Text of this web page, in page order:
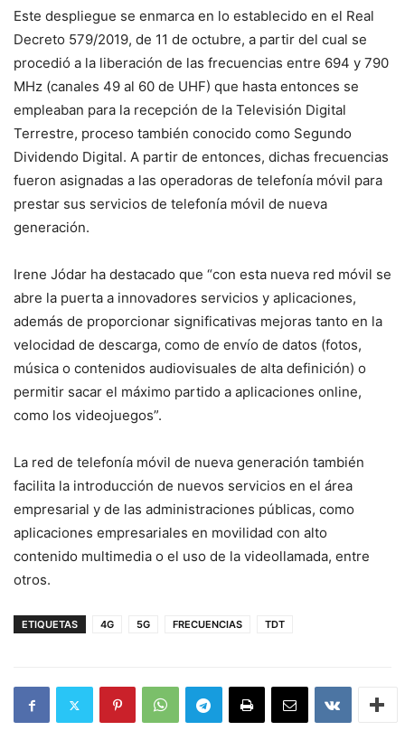
Este despliegue se enmarca en lo establecido en el Real
Decreto 579/2019, de 11 de octubre, a partir del cual se
procedió a la liberación de las frecuencias entre 694 y 790
MHz (canales 49 al 60 de UHF) que hasta entonces se
empleaban para la recepción de la Televisión Digital
Terrestre, proceso también conocido como Segundo
Dividendo Digital. A partir de entonces, dichas frecuencias
fueron asignadas a las operadoras de telefonía móvil para
prestar sus servicios de telefonía móvil de nueva
generación.
Irene Jódar ha destacado que “con esta nueva red móvil se
abre la puerta a innovadores servicios y aplicaciones,
además de proporcionar significativas mejoras tanto en la
velocidad de descarga, como de envío de datos (fotos,
música o contenidos audiovisuales de alta definición) o
permitir sacar el máximo partido a aplicaciones online,
como los videojuegos”.
La red de telefonía móvil de nueva generación también
facilita la introducción de nuevos servicios en el área
empresarial y de las administraciones públicas, como
aplicaciones empresariales en movilidad con alto
contenido multimedia o el uso de la videollamada, entre
otros.
ETIQUETAS 4G 5G FRECUENCIAS TDT